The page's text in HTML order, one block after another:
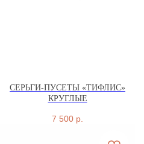
СЕРЬГИ-ПУСЕТЫ «ТИФЛИС»
КРУГЛЫЕ
7 500 р.